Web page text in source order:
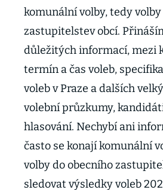
komunální volby, tedy
zastupitelstev obcí.
důležitých informací, mezi
termín a čas voleb,
voleb v Praze a dalších
volební průzkumy,
hlasování. Nechybí ani
často se konají komunální
volby do obecního
sledovat výsledky voleb